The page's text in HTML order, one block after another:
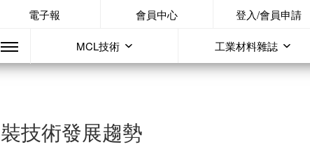
電子報 會員中心 登入/會員申請
MCL技術 工業材料雜誌
技術發展趨勢